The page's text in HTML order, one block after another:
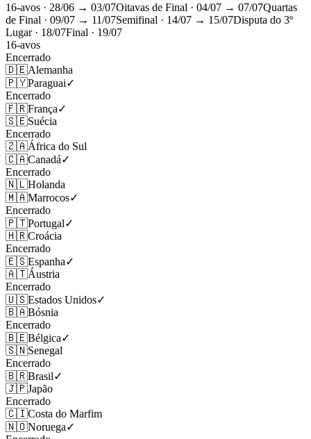
16-avos · 28/06 → 03/07Oitavas de Final · 04/07 → 07/07Quartas
de Final · 09/07 → 11/07Semifinal · 14/07 → 15/07Disputa do 3º
Lugar· 18/07Final · 19/07
16-avos
Encerrado
🇩🇪Alemanha
🇵🇾Paraguai✓
Encerrado
🇫🇷França✓
🇸🇪Suécia
Encerrado
🇿🇦África do Sul
🇨🇦Canadá✓
Encerrado
🇳🇱Holanda
🇲🇦Marrocos✓
Encerrado
🇵🇹Portugal✓
🇭🇷Croácia
Encerrado
🇪🇸Espanha✓
🇦🇹Áustria
Encerrado
🇺🇸Estados Unidos✓
🇧🇦Bósnia
Encerrado
🇧🇪Bélgica✓
🇸🇳Senegal
Encerrado
🇧🇷Brasil✓
🇯🇵Japão
Encerrado
🇨🇮Costa do Marfim
🇳🇴Noruega✓